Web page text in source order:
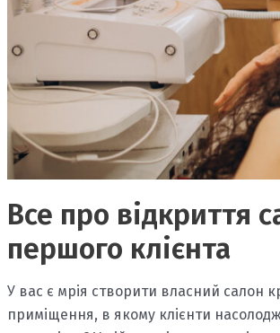
Все про відкриття
першого клієнта
У вас є мрія створити власний салон
приміщення, в якому клієнти